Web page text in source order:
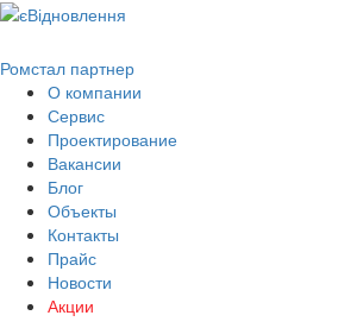
Ромстал партнер
О компании
Сервис
Проектирование
Вакансии
Блог
Объекты
Контакты
Прайс
Новости
Акции